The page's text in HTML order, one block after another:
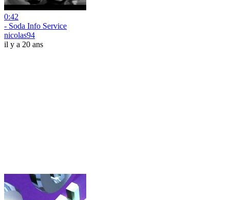
0:42
- Soda Info Service
nicolas94
il y a 20 ans